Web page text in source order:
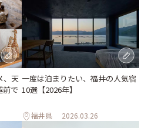
、天
前で
一度は泊まりたい、福井の人気宿
10選【2026年】
福井県 2026.03.26